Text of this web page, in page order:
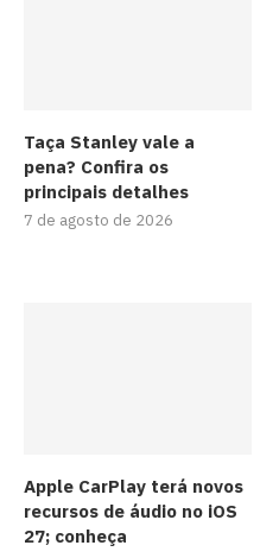
Taça Stanley vale a
pena? Confira os
principais detalhes
7 de agosto de 2026
Apple CarPlay terá novos
recursos de áudio no iOS
27; conheça